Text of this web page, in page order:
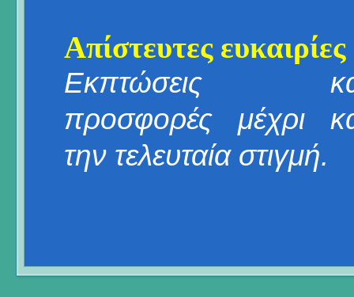
Απίστευτες ευκαιρίες
Εκπτώσεις
προσφορές μέχρι
την τελευταία στιγμή.